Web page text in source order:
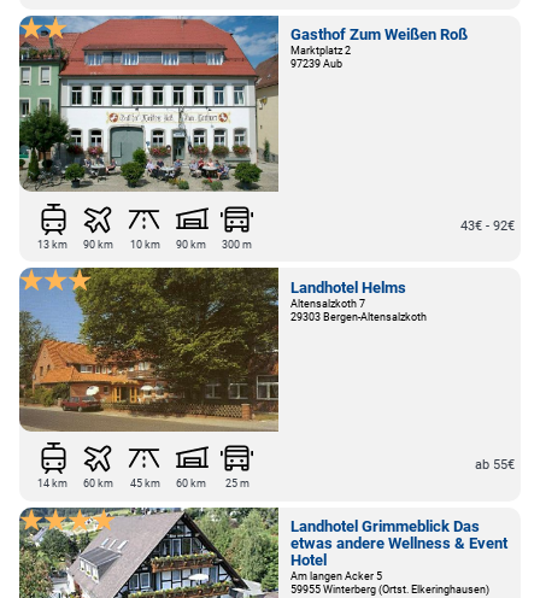
Gasthof Zum Weißen Roß
Marktplatz 2
97239 Aub
13 km 90 km 10 km 90 km 300 m
43€ - 92€
Landhotel Helms
Altensalzkoth 7
29303 Bergen-Altensalzkoth
14 km 60 km 45 km 60 km 25 m
ab 55€
Landhotel Grimmeblick Das
etwas andere Wellness & Event
Hotel
Am langen Acker 5
59955 Winterberg (Ortst. Elkeringhausen)